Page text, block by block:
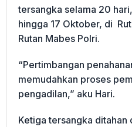
tersangka selama 20
hingga 17 Oktober, di
Rutan Mabes Polri.
“Pertimbangan
memudahkan proses
pengadilan,” aku Hari.
Ketiga tersangka